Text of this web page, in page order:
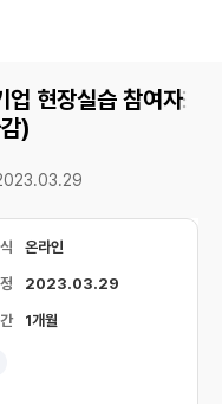
업 현장실습 참여자
)
온라인
2023.03.29
1개월